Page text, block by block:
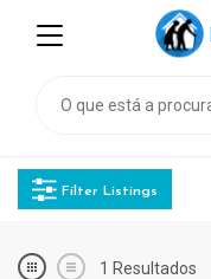
Filter Listings
1 Resultados